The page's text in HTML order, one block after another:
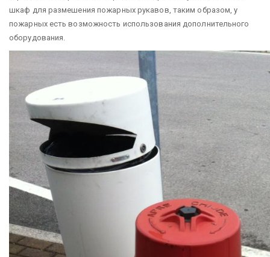
шкаф для размешения пожарных рукавов, таким образом, у
пожарных есть возможность использования дополнительного
оборудования.